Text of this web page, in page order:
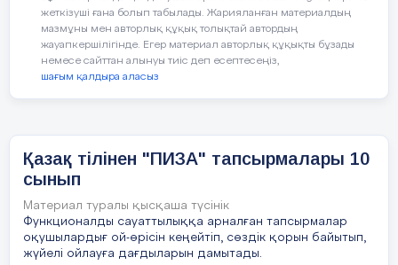
І тур. Шығарма
1. Абай шығармаларындағы оқу-білім
3. Қазақтың Толағайлары.
ІІ тур. Сұрақтарға жауап беру.
жолда сүрінбей,жақсы жетістіктерге
қол жеткізгім келеді. Уақытымды
саралап жүремін. «Уақыттың бос
өткені - өмірдің бос өткені» деп
ең қымбат нәрсе – уақыт. Өйткені
алтынды кез келген уақытта сатып
тоқтата алмайсың. Мен ойымша уақыт
алтыннан қымбат .
жеткізуші ғана болып табылады. Жарияланған материалдың
мазмұны мен авторлық құқық толықтай автордың
жауапкершілігінде. Егер материал авторлық құқықты бұзады
немесе сайттан алынуы тиіс деп есептесеңіз,
шағым қалдыра аласыз
Қазақ тілінен "ПИЗА" тапсырмалары 10
сынып
Материал туралы қысқаша түсінік
Функционалды сауаттылыққа арналған тапсырмалар
оқушылардығ ой-өрісін кеңейтіп, сөздік қорын байытып,
жүйелі ойлауға дағдыларын дамытады.